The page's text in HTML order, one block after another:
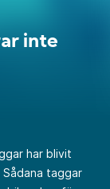
inte
har blivit
taggar